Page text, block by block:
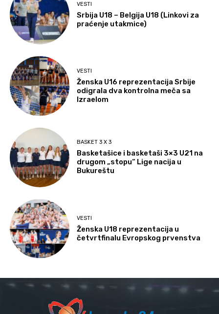
VESTI
Srbija U18 – Belgija U18 (Linkovi za
praćenje utakmice)
VESTI
Ženska U16 reprezentacija Srbije
odigrala dva kontrolna meča sa
Izraelom
BASKET 3 X 3
Basketašice i basketaši 3×3 U21 na
drugom „stopu“ Lige nacija u
Bukureštu
VESTI
Ženska U18 reprezentacija u
četvrtfinalu Evropskog prvenstva